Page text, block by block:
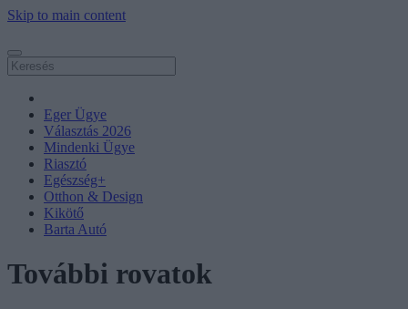
Skip to main content
Eger Ügye
Választás 2026
Mindenki Ügye
Riasztó
Egészség+
Otthon & Design
Kikötő
Barta Autó
További rovatok